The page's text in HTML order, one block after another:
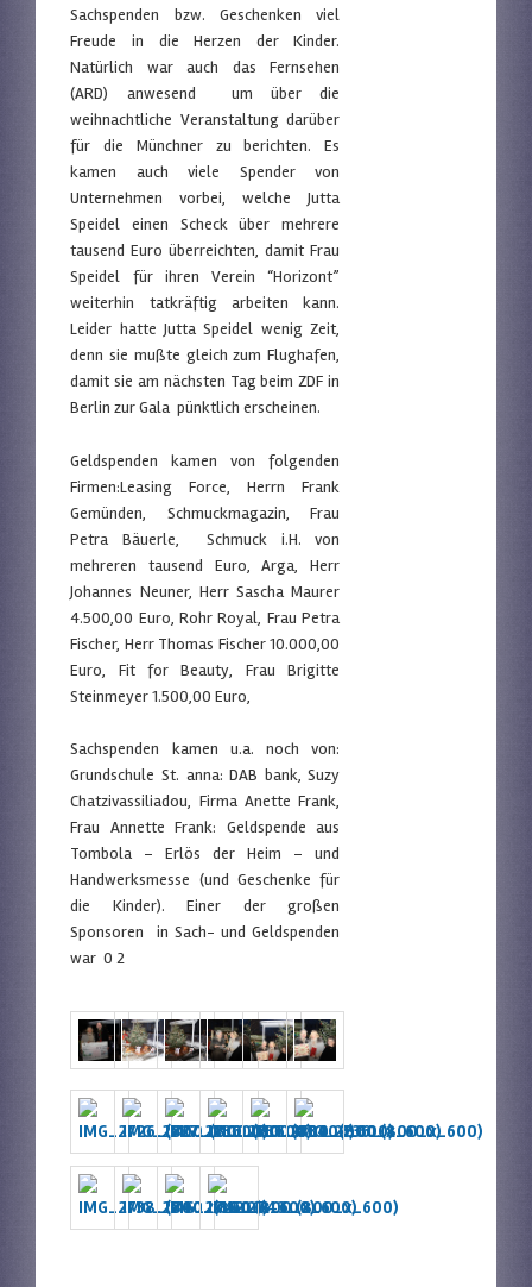
Sachspenden bzw. Geschenken viel
Freude in die Herzen der Kinder.
Natürlich war auch das Fernsehen
(ARD) anwesend um über die
weihnachtliche Veranstaltung darüber
für die Münchner zu berichten. Es
kamen auch viele Spender von
Unternehmen vorbei, welche Jutta
Speidel einen Scheck über mehrere
tausend Euro überreichten, damit Frau
Speidel für ihren Verein “Horizont”
weiterhin tatkräftig arbeiten kann.
Leider hatte Jutta Speidel wenig Zeit,
denn sie mußte gleich zum Flughafen,
damit sie am nächsten Tag beim ZDF in
Berlin zur Gala pünktlich erscheinen.
Geldspenden kamen von folgenden
Firmen:Leasing Force, Herrn Frank
Gemünden, Schmuckmagazin, Frau
Petra Bäuerle, Schmuck i.H. von
mehreren tausend Euro, Arga, Herr
Johannes Neuner, Herr Sascha Maurer
4.500,00 Euro, Rohr Royal, Frau Petra
Fischer, Herr Thomas Fischer 10.000,00
Euro, Fit for Beauty, Frau Brigitte
Steinmeyer 1.500,00 Euro,
Sachspenden kamen u.a. noch von:
Grundschule St. anna: DAB bank, Suzy
Chatzivassiliadou, Firma Anette Frank,
Frau Annette Frank: Geldspende aus
Tombola – Erlös der Heim – und
Handwerksmesse (und Geschenke für
die Kinder). Einer der großen
Sponsoren in Sach- und Geldspenden
war 0 2